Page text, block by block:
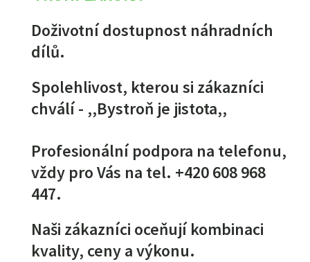
Doživotní dostupnost náhradních
dílů.
Spolehlivost, kterou si zákazníci
chválí - ,,Bystroň je jistota,,
Profesionální podpora na telefonu,
vždy pro Vás na tel. +420 608 968
447.
Naši zákazníci oceňují kombinaci
kvality, ceny a výkonu.